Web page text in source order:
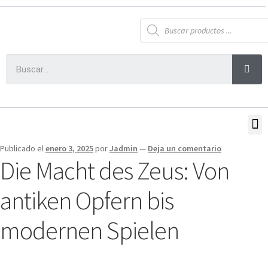
Publicado elenero 3, 2025porJadmin — Deja un comentario
Die Macht des Zeus: Von
antiken Opfern bis
modernen Spielen